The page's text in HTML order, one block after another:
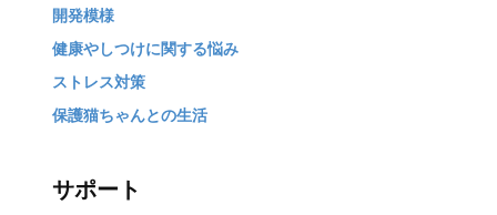
開発模様
健康やしつけに関する悩み
ストレス対策
保護猫ちゃんとの生活
サポート